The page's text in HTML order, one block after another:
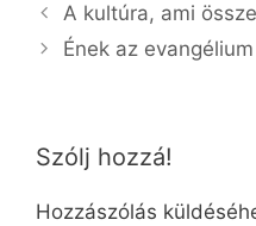
A kultúra, ami
Ének az
Szólj hozzá!
Hozzászólás